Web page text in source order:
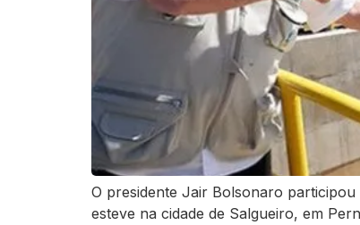
O presidente Jair Bolsonaro
esteve na cidade de Salgueiro, em